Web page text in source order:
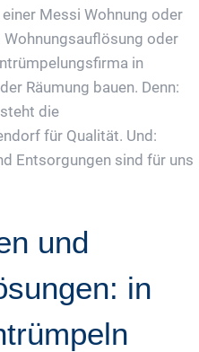
Messi Wohnung oder
oder
in
Räumung bauen. Denn:
die
für Qualität. Und:
Entsorgungen sind für uns
und
in